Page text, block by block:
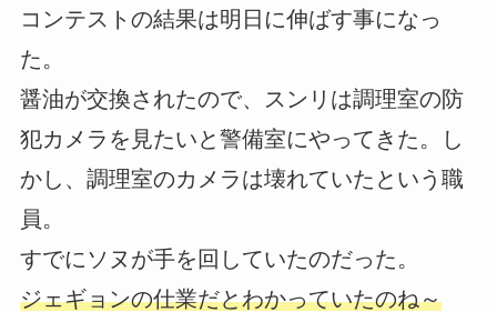
コンテストの結果は明日に伸ばす事になっ
た。
醤油が交換されたので、スンリは調理室の防
犯カメラを見たいと警備室にやってきた。し
かし、調理室のカメラは壊れていたという職
員。
すでにソヌが手を回していたのだった。
ジェギョンの仕業だとわかっていたのね～